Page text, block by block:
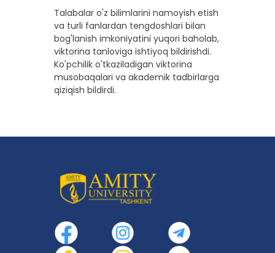
Talabalar o'z bilimlarini namoyish etish
va turli fanlardan tengdoshlari bilan
bog'lanish imkoniyatini yuqori baholab,
viktorina tanloviga ishtiyoq bildirishdi.
Ko'pchilik o'tkaziladigan viktorina
musobaqalari va akademik tadbirlarga
qiziqish bildirdi.